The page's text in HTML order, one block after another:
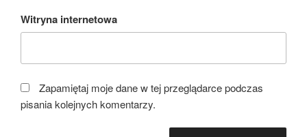
Witryna internetowa
Zapamiętaj moje dane w tej przeglądarce podczas
pisania kolejnych komentarzy.